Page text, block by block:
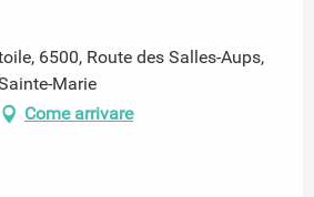
6500, Route des Salles-Aups,
Marie
Come arrivare